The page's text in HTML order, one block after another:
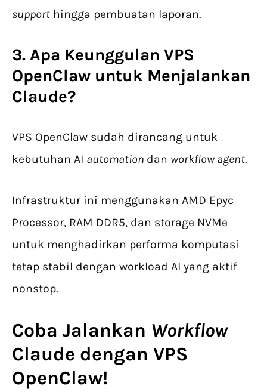
support hingga pembuatan laporan.
3. Apa Keunggulan VPS
OpenClaw untuk Menjalankan
Claude?
VPS OpenClaw sudah dirancang untuk
kebutuhan AI automation dan workflow agent.
Infrastruktur ini menggunakan AMD Epyc
Processor, RAM DDR5, dan storage NVMe
untuk menghadirkan performa komputasi
tetap stabil dengan workload AI yang aktif
nonstop.
Coba Jalankan Workflow
Claude dengan VPS
OpenClaw!